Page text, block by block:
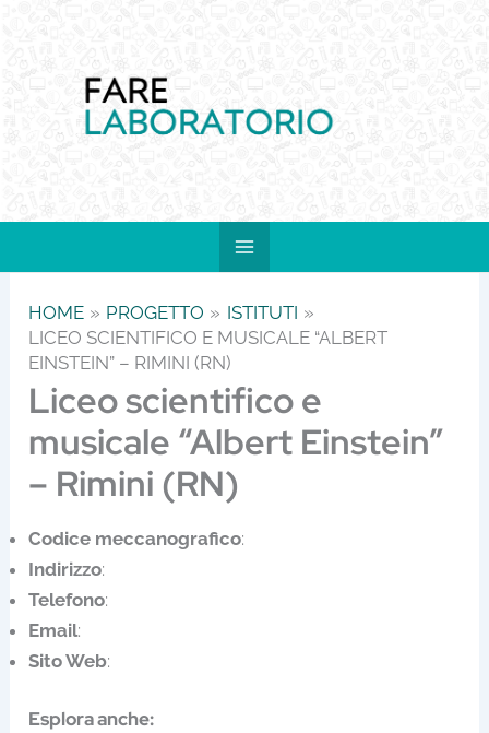
contenuto
HOME PROGETTO
ISTITUTI
LICEO SCIENTIFICO E MUSICALE “ALBERT
EINSTEIN” – RIMINI (RN)
Liceo scientifico e
musicale “Albert Einstein”
– Rimini (RN)
Codice meccanografico:
Indirizzo:
Telefono:
Email:
Sito Web:
Esplora anche: